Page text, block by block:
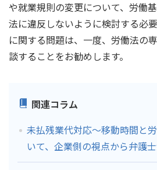
や就業規則の変更について、労働
法に違反しないように検討する必
に関する問題は、一度、労働法の
談することをお勧めします。
関連コラム
未払残業代対応～移動時間と
いて、企業側の視点から弁護